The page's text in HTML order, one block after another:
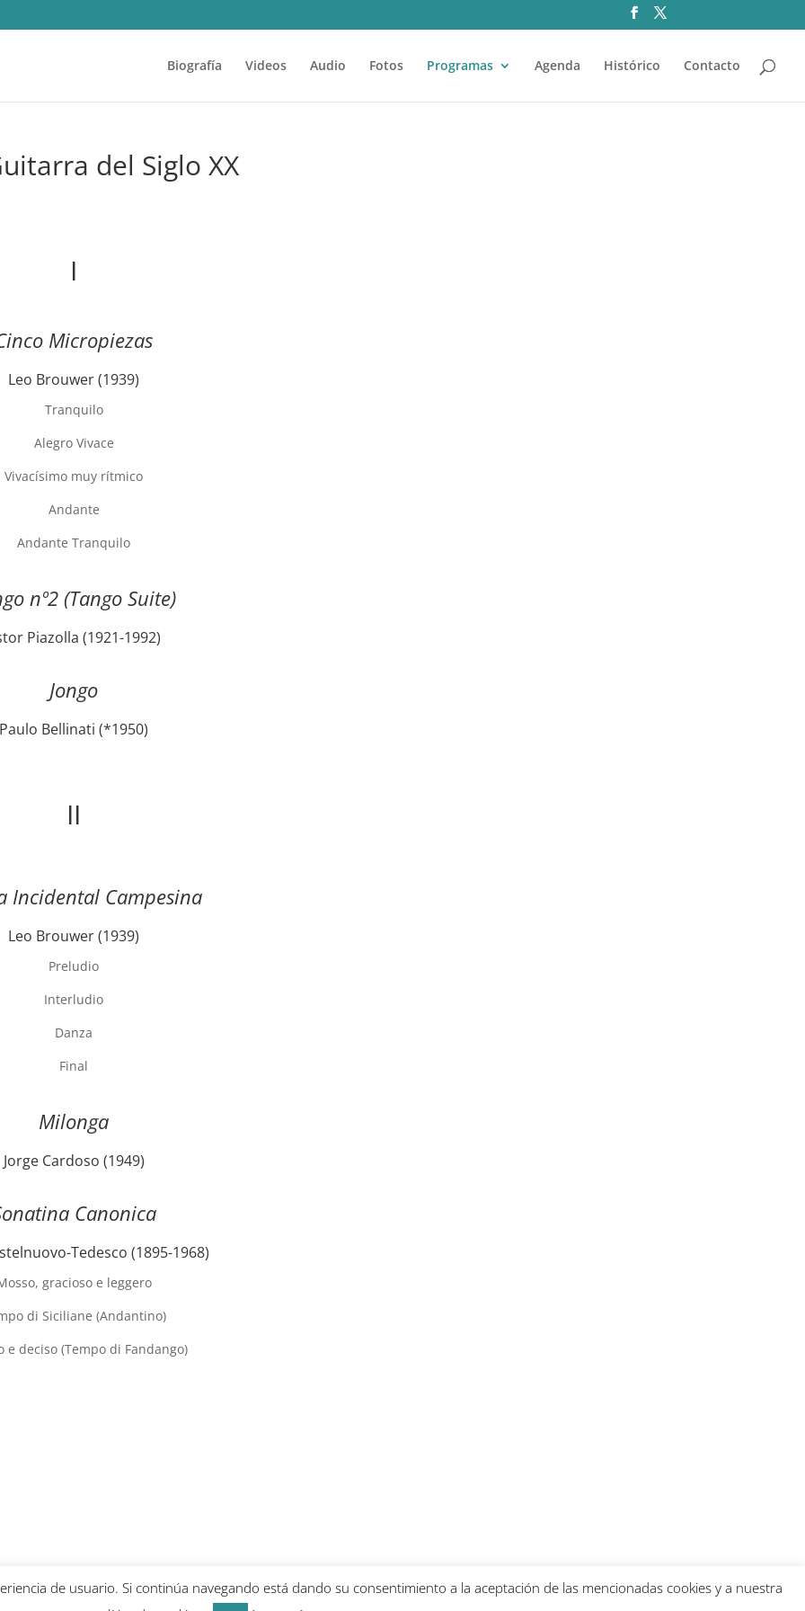
Biografía Videos Audio Fotos Programas Agenda Histórico Contacto
del Siglo XX
I
Micropiezas
Leo Brouwer (1939)
Tranquilo
Alegro Vivace
Vivacísimo muy rítmico
Andante
Andante Tranquilo
nº2 (Tango Suite)
Piazolla (1921-1992)
Jongo
Paulo Bellinati (*1950)
II
Incidental Campesina
Leo Brouwer (1939)
Preludio
Interludio
Danza
Final
Milonga
Jorge Cardoso (1949)
Canonica
Tedesco (1895-1968)
gracioso e leggero
di Siciliane (Andantino)
e deciso (Tempo di Fandango)
de usuario. Si continúa navegando está dando su consentimiento a la aceptación de las mencionadas cookies y a nuestra